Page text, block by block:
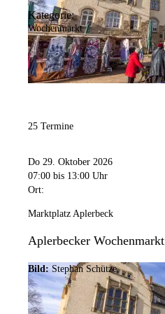
Kategorie:
Wochenmarkt
25 Termine
Do 29. Oktober 2026
07:00 bis 13:00 Uhr
Ort:
Marktplatz Aplerbeck
Aplerbecker Wochenmarkt
Bild: Stephan Schütze